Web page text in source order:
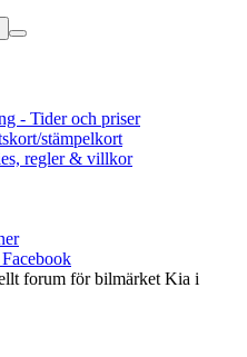
- Tider och priser
stämpelkort
regler & villkor
forum för bilmärket Kia i